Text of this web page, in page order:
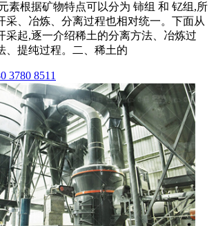
素根据矿物特点可以分为 铈组 和 钇组,所
采、冶炼、分离过程也相对统一。下面从
采起,逐一介绍稀土的分离方法、冶炼过
、提纯过程。二、稀土的
3780 8511